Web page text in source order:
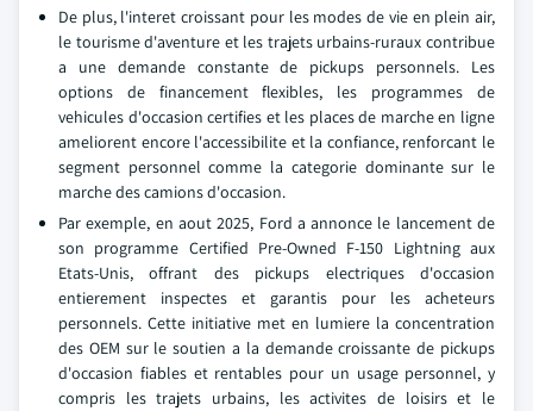
De plus, l'interet croissant pour les modes de vie en plein air,
le tourisme d'aventure et les trajets urbains-ruraux contribue
a une demande constante de pickups personnels. Les
options de financement flexibles, les programmes de
vehicules d'occasion certifies et les places de marche en ligne
ameliorent encore l'accessibilite et la confiance, renforcant le
segment personnel comme la categorie dominante sur le
marche des camions d'occasion.
Par exemple, en aout 2025, Ford a annonce le lancement de
son programme Certified Pre-Owned F-150 Lightning aux
Etats-Unis, offrant des pickups electriques d'occasion
entierement inspectes et garantis pour les acheteurs
personnels. Cette initiative met en lumiere la concentration
des OEM sur le soutien a la demande croissante de pickups
d'occasion fiables et rentables pour un usage personnel, y
compris les trajets urbains, les activites de loisirs et le